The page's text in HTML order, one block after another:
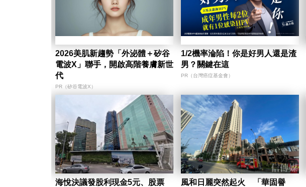
2026美肌新趨勢「外泌體＋矽谷
電波X」聯手，開啟高階養膚新世
代
PR（矽谷電波X）
1/2機率淪陷！你是好男人還是渣
男？關鍵在這
PR（台灣癌症基金會）
海悅決議發股利現金5元、股票
風和日麗突然起火 「華固譽